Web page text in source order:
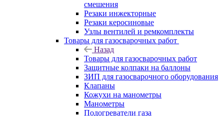
смешения
Резаки инжекторные
Резаки керосиновые
Узлы вентилей и ремкомплекты
Товары для газосварочных работ
Назад
Товары для газосварочных работ
Защитные колпаки на баллоны
ЗИП для газосварочного оборудования
Клапаны
Кожухи на манометры
Манометры
Подогреватели газа